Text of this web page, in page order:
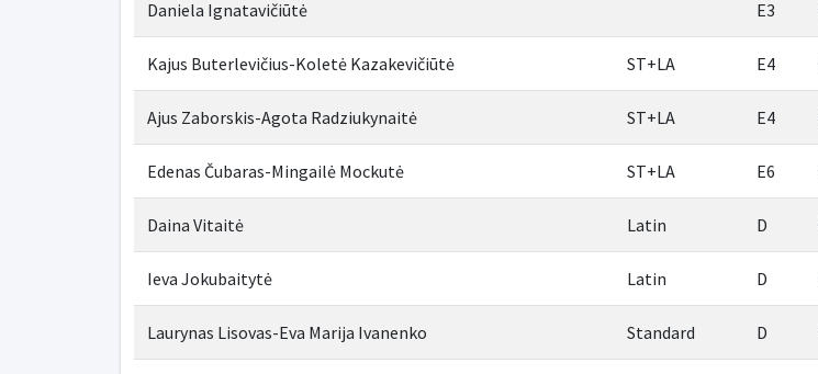
Daniela Ignatavičiūtė E3
Kajus Buterlevičius-Koletė Kazakevičiūtė ST+LA E4
Ajus Zaborskis-Agota Radziukynaitė ST+LA E4
Edenas Čubaras-Mingailė Mockutė ST+LA E6
Daina Vitaitė Latin D
Ieva Jokubaitytė Latin D
Laurynas Lisovas-Eva Marija Ivanenko Standard D